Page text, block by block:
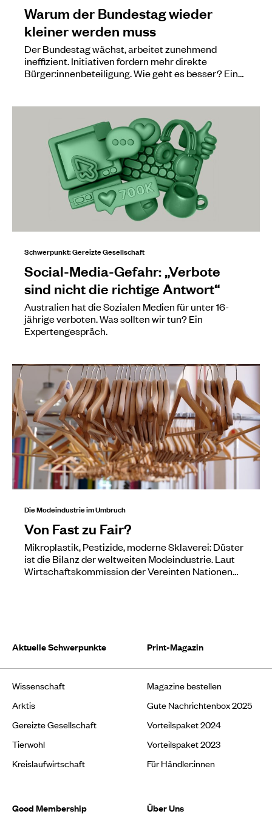
Warum der Bundestag wieder
kleiner werden muss
Der Bundestag wächst, arbeitet zunehmend
ineffizient. Initiativen fordern mehr direkte
Bürger:innenbeteiligung. Wie geht es besser? Ein…
Schwerpunkt: Gereizte Gesellschaft
Social-Media-Gefahr: „Verbote
sind nicht die richtige Antwort“
Australien hat die Sozialen Medien für unter 16-
jährige verboten. Was sollten wir tun? Ein
Expertengespräch.
Die Modeindustrie im Umbruch
Von Fast zu Fair?
Mikroplastik, Pestizide, moderne Sklaverei: Düster
ist die Bilanz der weltweiten Modeindustrie. Laut
Wirtschaftskommission der Vereinten Nationen…
Aktuelle Schwerpunkte
Wissenschaft
Arktis
Gereizte Gesellschaft
Tierwohl
Kreislaufwirtschaft
Print-Magazin
Magazine bestellen
Gute Nachrichtenbox 2025
Vorteilspaket 2024
Vorteilspaket 2023
Für Händler:innen
Good Membership Über Uns